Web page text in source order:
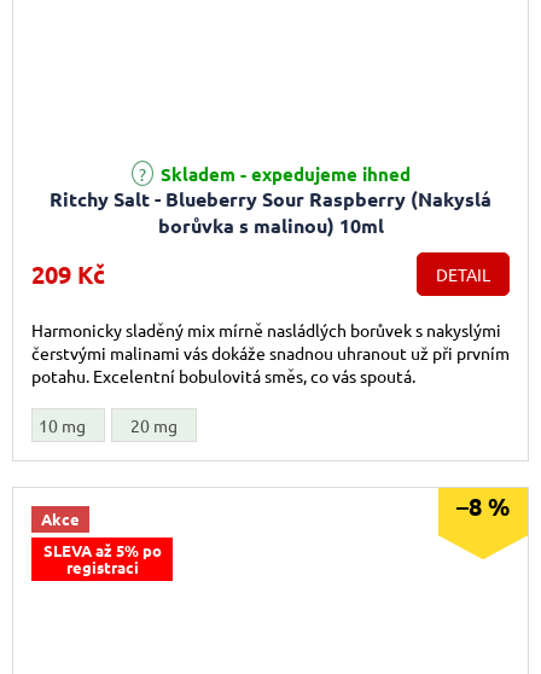
Ritchy Salt - Blueberry Sour Raspberry (Nakyslá
borůvka s malinou) 10ml
Skladem - expedujeme ihned
209 Kč DETAIL
Harmonicky sladěný mix mírně nasládlých borůvek s nakyslými
čerstvými malinami vás dokáže snadnou uhranout už při prvním
potahu. Excelentní bobulovitá směs, co vás spoutá.
10 mg 20 mg
Akce
SLEVA až 5% po
registraci
–8 %